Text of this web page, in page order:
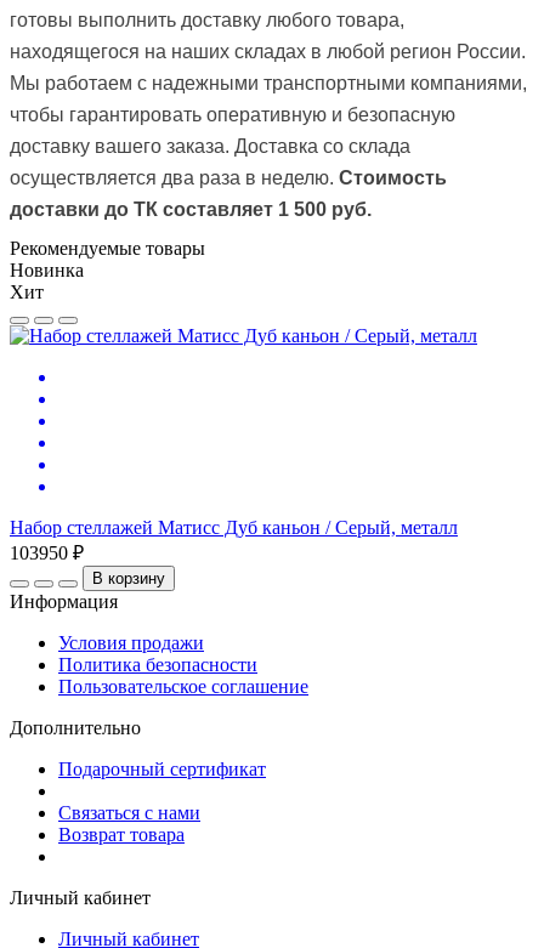
готовы выполнить доставку любого товара,
находящегося на наших складах в любой регион России.
Мы работаем с надежными транспортными компаниями,
чтобы гарантировать оперативную и безопасную
доставку вашего заказа. Доставка со склада
осуществляется два раза в неделю. Стоимость
доставки до ТК составляет 1 500 руб.
Рекомендуемые товары
Новинка
Хит
Набор стеллажей Матисс Дуб каньон / Серый, металл
103950 ₽
В корзину
Информация
Условия продажи
Политика безопасности
Пользовательское соглашение
Дополнительно
Подарочный сертификат
Связаться с нами
Возврат товара
Личный кабинет
Личный кабинет